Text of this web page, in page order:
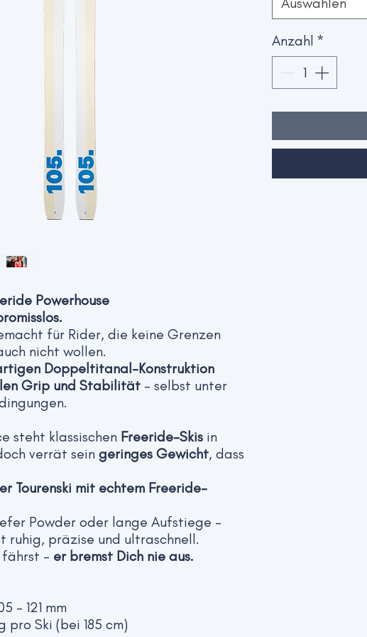
Powerhouse
für Rider, die keine Grenzen
nicht wollen.
Doppeltitanal-Konstruktion
Grip und Stabilität – selbst unter
steht klassischen Freeride-Skis in
verrät sein geringes Gewicht, dass
Tourenski mit echtem Freeride-
Powder oder lange Aufstiege –
ruhig, präzise und ultraschnell.
– er bremst Dich nie aus.
– 121 mm
pro Ski (bei 185 cm)
Anzahl *